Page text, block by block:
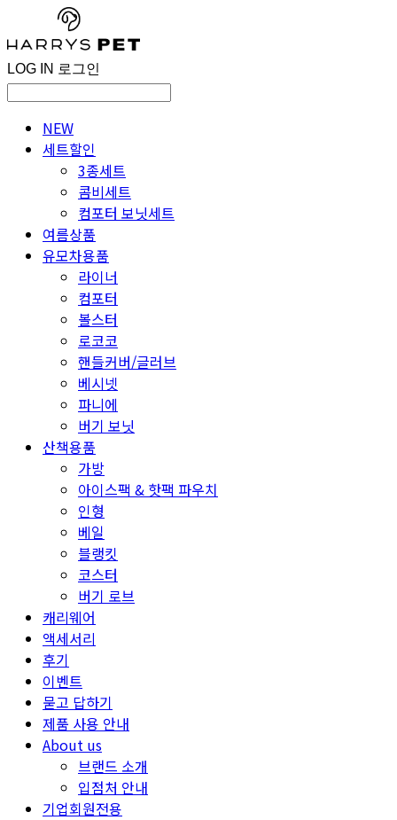
LOG IN 로그인
NEW
세트할인
3종세트
콤비세트
컴포터 보닛세트
여름상품
유모차용품
라이너
컴포터
볼스터
로코코
핸들커버/글러브
베시넷
파니에
버기 보닛
산책용품
가방
아이스팩 & 핫팩 파우치
인형
베일
블랭킷
코스터
버기 로브
캐리웨어
액세서리
후기
이벤트
묻고 답하기
제품 사용 안내
About us
브랜드 소개
입점처 안내
기업회원전용